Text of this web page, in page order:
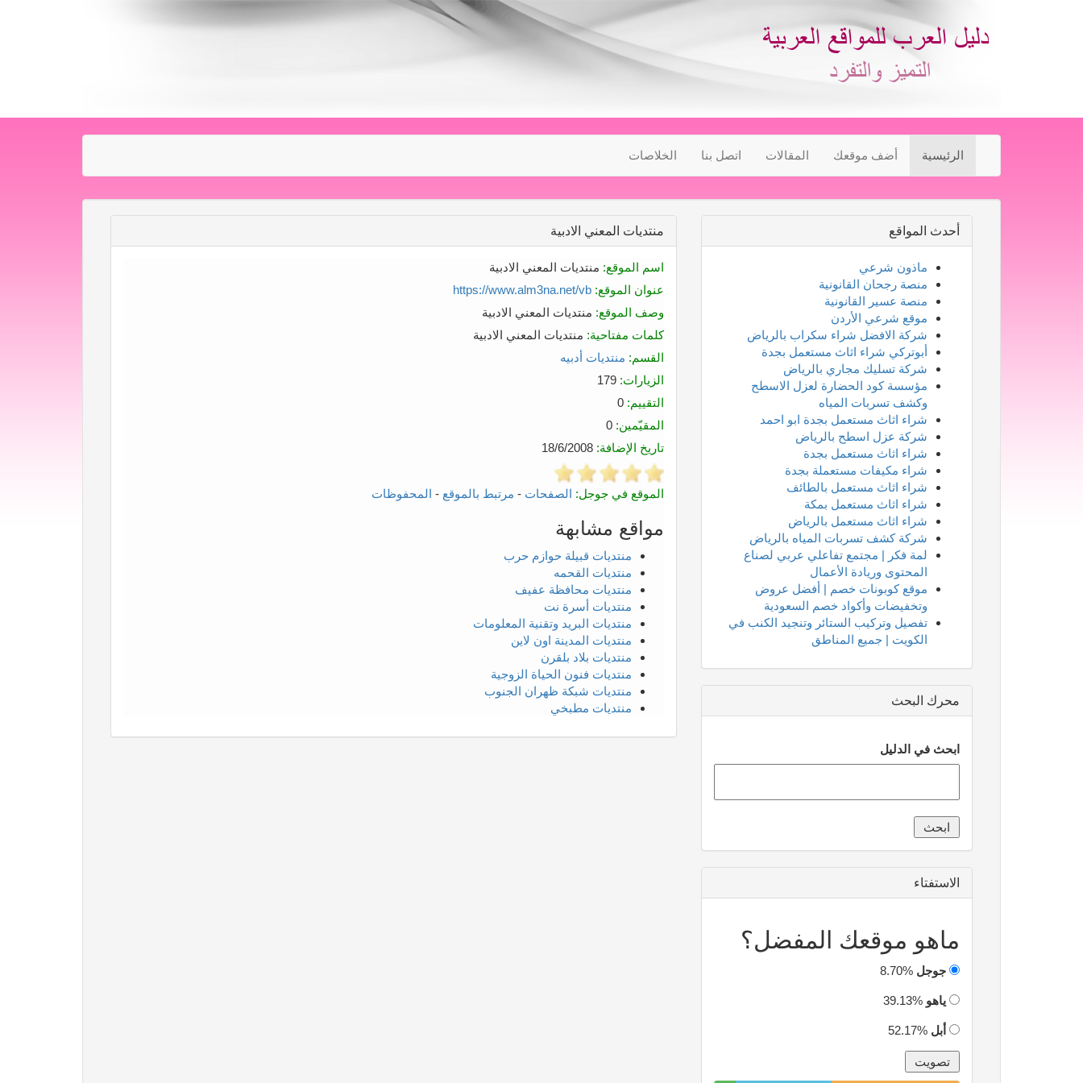
الرئيسية أضف موقعك المقالات اتصل بنا الخلاصات
منتديات المعني الادبية
اسم الموقع: منتديات المعني الادبية
عنوان الموقع: https://www.alm3na.net/vb
وصف الموقع: منتديات المعني الادبية
كلمات مفتاحية: منتديات المعني الادبية
القسم: منتديات أدبيه
الزيارات:
التقييم:
المقيّمين:
تاريخ الإضافة:
الموقع في جوجل: الصفحات - مرتبط بالموقع - المحفوظات
مواقع مشابهة
منتديات قبيلة حوازم حرب
منتديات القحمه
منتديات محافظة عفيف
منتديات أسرة نت
منتديات البريد وتقنية المعلومات
منتديات المدينة اون لاين
منتديات بلاد بلقرن
منتديات فنون الحياة الزوجية
منتديات شبكة ظهران الجنوب
منتديات مطبخي
أحدث المواقع
ماذون شرعي
منصة رجحان القانونية
منصة عسير القانونية
موقع شرعي الأردن
شركة الافضل شراء سكراب بالرياض
أبوتركي شراء اثاث مستعمل بجدة
شركة تسليك مجاري بالرياض
مؤسسة كود الحضارة لعزل الاسطح
وكشف تسربات المياه
شراء اثاث مستعمل بجدة ابو احمد
شركة عزل اسطح بالرياض
شراء اثاث مستعمل بجدة
شراء مكيفات مستعملة بجدة
شراء اثاث مستعمل بالطائف
شراء اثاث مستعمل بمكة
شراء اثاث مستعمل بالرياض
شركة كشف تسربات المياه بالرياض
لمة فكر | مجتمع تفاعلي عربي لصناع
المحتوى وريادة الأعمال
موقع كوبونات خصم | أفضل عروض
وتخفيضات وأكواد خصم السعودية
تفصيل وتركيب الستائر وتنجيد الكنب في
الكويت | جميع المناطق
محرك البحث
ابحث في الدليل
الاستفتاء
ماهو موقعك المفضل؟
جوجل 8.70%
ياهو 39.13%
أبل 52.17%